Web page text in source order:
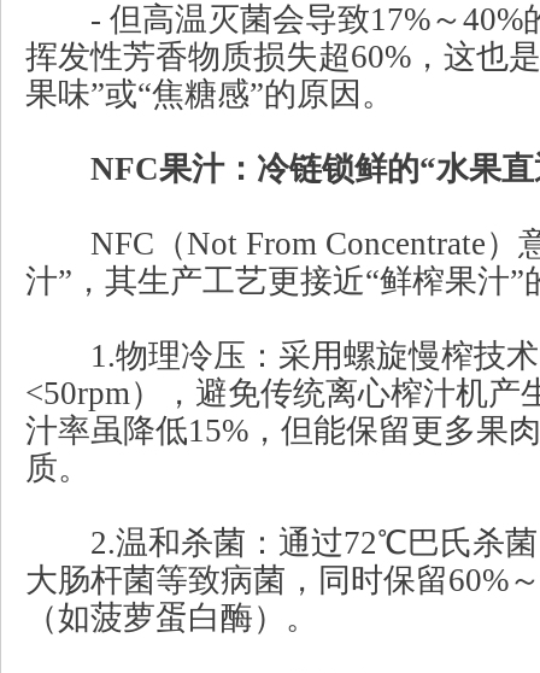
- 但高温灭菌会导致17%～40%
挥发性芳香物质损失超60%，这也
果味”或“焦糖感”的原因。
NFC果汁：冷链锁鲜的“水果直
NFC（Not From Concentrate）
汁”，其生产工艺更接近“鲜榨果汁”
1.物理冷压：采用螺旋慢榨技术
<50rpm），避免传统离心榨汁机产
汁率虽降低15%，但能保留更多果
质。
2.温和杀菌：通过72℃巴氏杀菌
大肠杆菌等致病菌，同时保留60%
（如菠萝蛋白酶）。